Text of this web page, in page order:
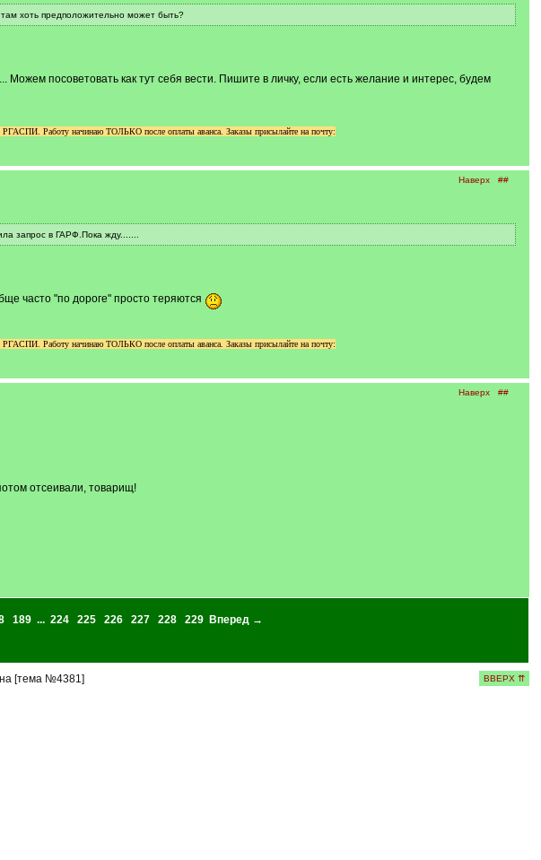
хоть предположительно может быть?
посоветовать как тут себя вести. Пишите в личку, если есть желание и интерес, будем
Работу начинаю ТОЛЬКО после оплаты аванса. Заказы присылайте на почту:
Наверх ##
запрос в ГАРФ.Пока жду.......
часто "по дороге" просто теряются
Работу начинаю ТОЛЬКО после оплаты аванса. Заказы присылайте на почту:
Наверх ##
отсеивали, товарищ!
189 ... 224 225 226 227 228 229
Вперед →
[тема №4381] ВВЕРХ ⇈